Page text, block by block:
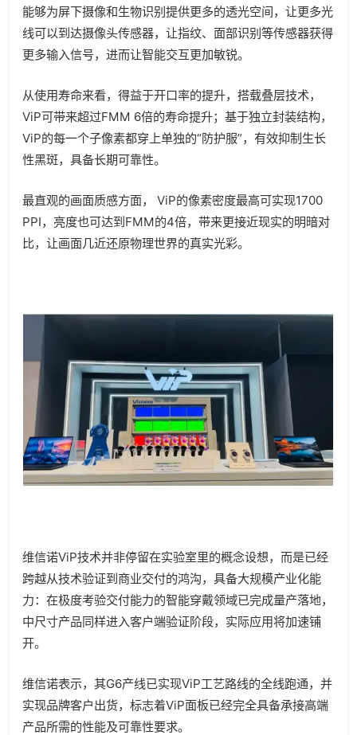
能够为屏下摄像和生物识别提供更多的透光空间，让更多光
线可以到达摄像头传感器，让指纹、面部识别等传感器获得
更多输入信号，进而让智能交互更加敏锐。
从使用寿命来看，得益于开口率的提升，搭载叠层技术，
ViP可带来超过FMM 6倍的寿命提升；基于独立封装结构，
ViP的每一个子像素都穿上单独的“防护服”，有效抑制生长
性黑斑，具备长期可靠性。
最直观的画面质感方面， ViP的像素密度最高可实现1700
PPI，亮度也可达到FMM的4倍，带来更接近现实的明暗对
比，让画面几近还原物理世界的真实光彩。
维信诺ViP技术并非停留在实验室里的概念设想，而是已经
跨越从技术验证到商业交付的鸿沟，具备大规模产业化能
力：在极度考验交付能力的智能穿戴领域已完成量产落地，
中尺寸产品同样进入客户端验证阶段，实际应用将加速铺
开。
维信诺表示，其G6产线已实现ViP工艺路线的全线跑通，并
实现品牌客户出货，标志着ViP面板已经完全具备承接高端
产品所需的性能及可靠性要求。